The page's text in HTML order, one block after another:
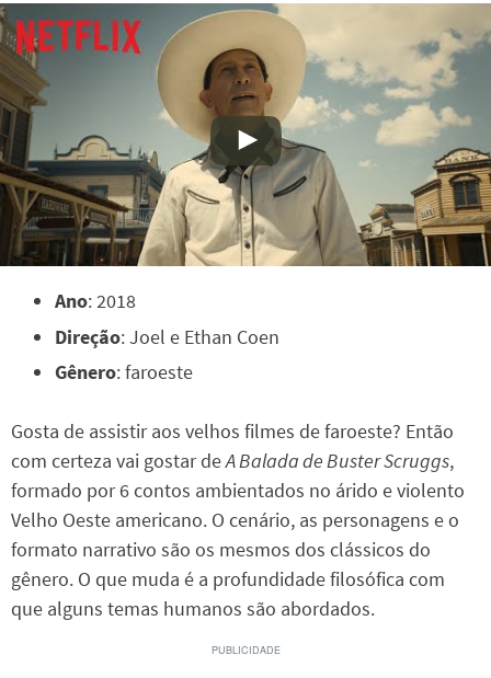
Ano: 2018
Direção: Joel e Ethan Coen
Gênero: faroeste
Gosta de assistir aos velhos filmes de faroeste? Então
com certeza vai gostar deA Balada de Buster Scruggs,
formado por 6 contos ambientados no árido e violento
Velho Oeste americano. O cenário, as personagens e o
formato narrativo são os mesmos dos clássicos do
gênero. O que muda é a profundidade filosófica com
que alguns temas humanos são abordados.